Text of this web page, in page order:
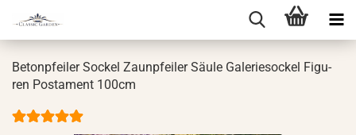
Be­ton­pfei­ler So­ckel Zaun­pfei­ler Säule Ga­le­rie­so­ckel Fi­gu­
ren Pos­ta­ment 100cm